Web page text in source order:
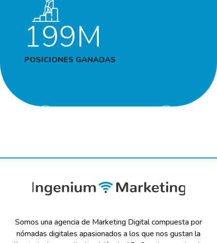
199M
POSICIONES GANADAS
Somos una agencia de Marketing Digital compuesta por
nómadas digitales apasionados a los que nos gustan la